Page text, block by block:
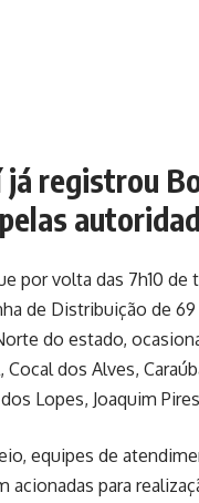
registrou
por volta das 7h10
de Distribuição de
do estado,
dos Alves,
Lopes, Joaquim
equipes de
acionadas para